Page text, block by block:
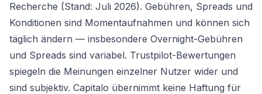
Recherche (Stand: Juli 2026). Gebühren, Spreads und
Konditionen sind Momentaufnahmen und können sich
täglich ändern — insbesondere Overnight-Gebühren
und Spreads sind variabel. Trustpilot-Bewertungen
spiegeln die Meinungen einzelner Nutzer wider und
sind subjektiv. Capitalo übernimmt keine Haftung für